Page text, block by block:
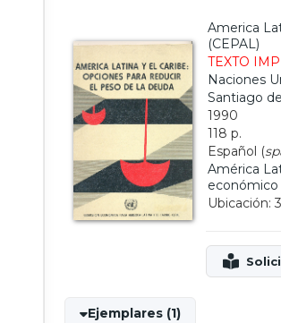
America
(CEPAL)
TEXTO
Naciones
Santiago
1990
118 p.
Español (
América
económico
Ubicación:
Ejemplares (1)